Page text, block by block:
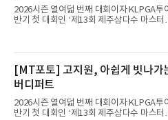
2026시즌 열여덟 번째 대회이자 KLPGA투
반기 첫 대회인 ‘제13회 제주삼다수 마스터
트(파72/6,767야드)에서 열리고 있다.6일
1라운드 경기가 펼쳐지고 있다.고지원(삼천
이 1번 홀에서 경기하고 있다.
[MT포토] 고지원, 아쉽게 빗나가
버디퍼트
2026시즌 열여덟 번째 대회이자 KLPGA투
반기 첫 대회인 ‘제13회 제주삼다수 마스터